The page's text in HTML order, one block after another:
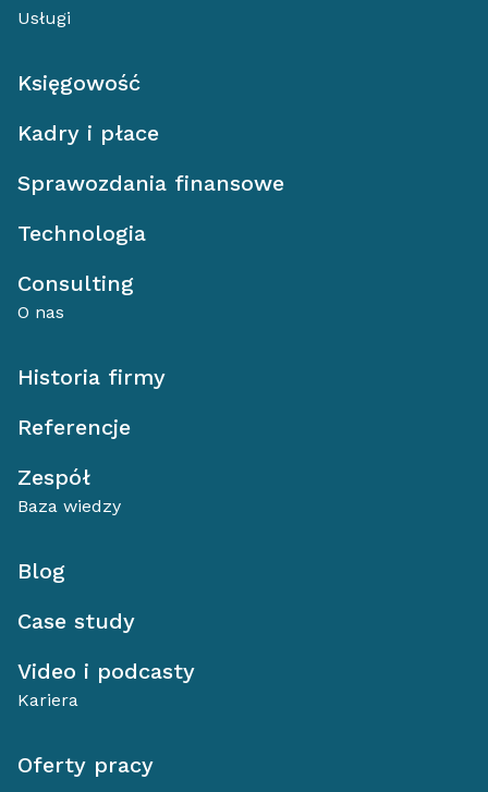
Usługi
Księgowość
Kadry i płace
Sprawozdania finansowe
Technologia
Consulting
O nas
Historia firmy
Referencje
Zespół
Baza wiedzy
Blog
Case study
Video i podcasty
Kariera
Oferty pracy